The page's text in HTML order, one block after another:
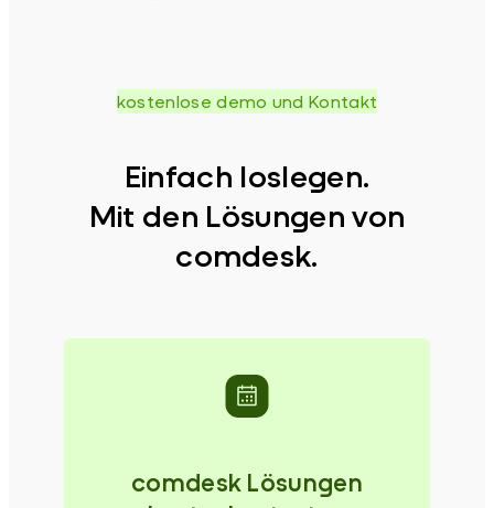
kostenlose demo und Kontakt
Einfach loslegen.
Mit den Lösungen von
comdesk.
comdesk Lösungen